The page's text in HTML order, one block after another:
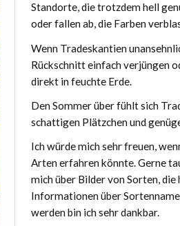
Standorte, die trotzdem hell
oder fallen ab, die Farben
Wenn Tradeskantien
Rückschnitt einfach verjüngen
direkt in feuchte Erde.
Den Sommer über fühlt sich
schattigen Plätzchen und
Ich würde mich sehr freuen,
Arten erfahren könnte. Gerne
mich über Bilder von Sorten,
Informationen über
werden bin ich sehr dankbar.